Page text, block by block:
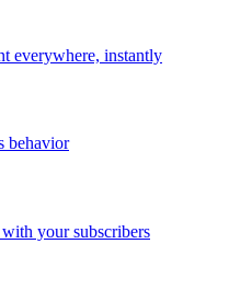
everywhere, instantly
behavior
your subscribers